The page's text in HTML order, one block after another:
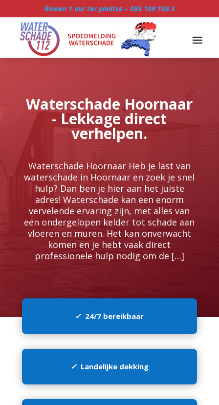
Binnen 1 uur ter plaatse – 085 109 108 3
Waterschade Hoornaar
- Lekkage direct
verhelpen.
Waterschade Hoornaar Heb je last van
waterschade in Hoornaar en zoek je snel
hulp? Dan ben je hier aan het juiste
adres! Waterschade kan een enorm
vervelende ervaring zijn, met alles van
een ondergelopen kelder tot schade aan
vloeren en muren.​ Het kan onverwacht
komen en je hebt vaak direct
professionele hulp nodig om de […]
✓ 24/7 bereikbaar
✓ Landelijke dekking